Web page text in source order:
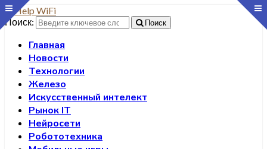
Поиск: Поиск
Главная
Новости
Технологии
Железо
Искусственный интелект
Рынок IT
Нейросети
Робототехника